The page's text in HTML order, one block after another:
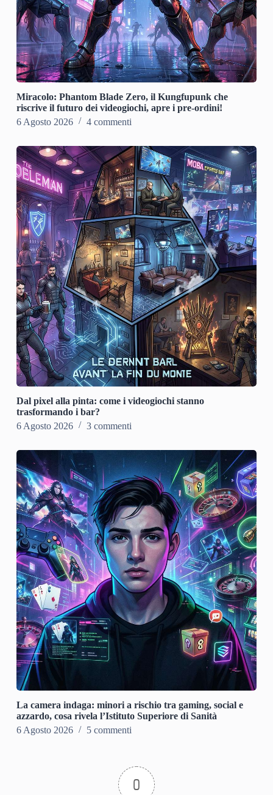
Miracolo: Phantom Blade Zero, il Kungfupunk che
riscrive il futuro dei videogiochi, apre i pre-ordini!
6 Agosto 2026
4 commenti
Dal pixel alla pinta: come i videogiochi stanno
trasformando i bar?
6 Agosto 2026
3 commenti
La camera indaga: minori a rischio tra gaming, social e
azzardo, cosa rivela l’Istituto Superiore di Sanità
6 Agosto 2026
5 commenti
0